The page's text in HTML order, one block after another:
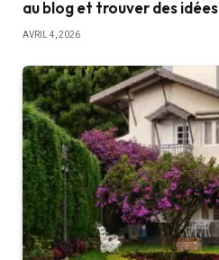
au blog et trouver des idées
AVRIL 4, 2026